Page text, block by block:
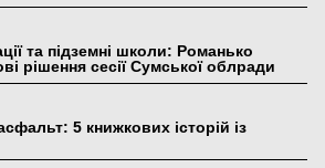
та підземні школи: Романько
рішення сесії Сумської облради
5 книжкових історій із